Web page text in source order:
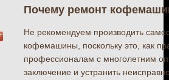
Почему ремонт
Не рекомендуем производить
кофемашины, поскольку это, как
профессионалам с многолетним
заключение и устранить